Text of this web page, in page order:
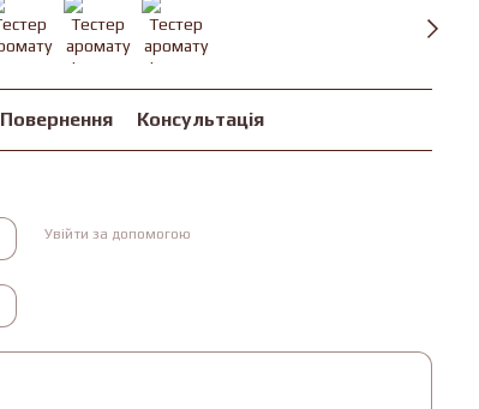
Повернення Консультація
Увійти за допомогою